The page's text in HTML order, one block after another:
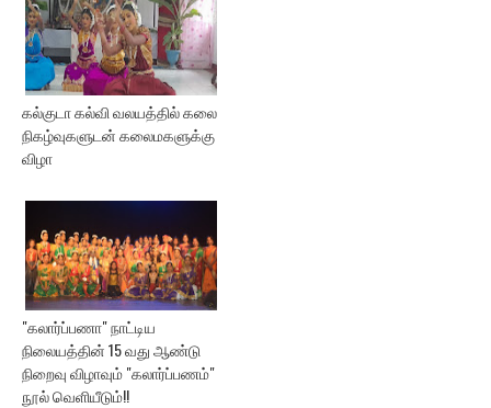
கல்குடா கல்வி வலயத்தில் கலை
நிகழ்வுகளுடன் கலைமகளுக்கு
விழா
"கலார்ப்பணா" நாட்டிய
நிலையத்தின் 15 வது ஆண்டு
நிறைவு விழாவும் "கலார்ப்பணம்"
நூல் வெளியீடும்!!